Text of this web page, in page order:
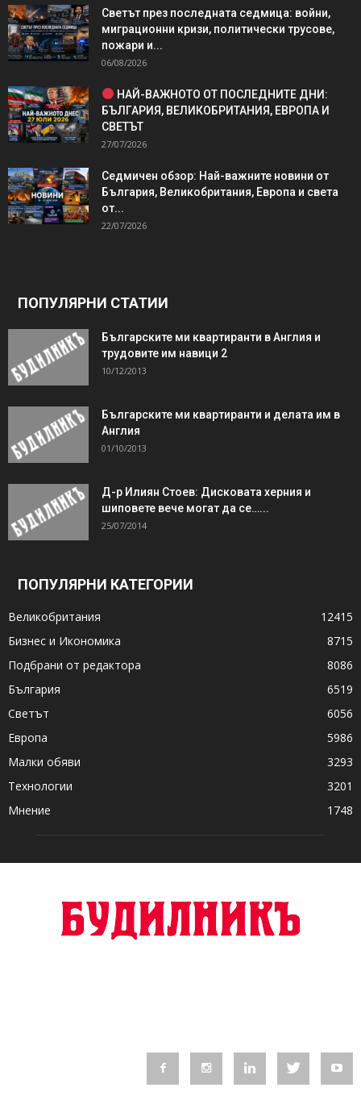
Светът през последната седмица: войни,
миграционни кризи, политически трусове,
пожари и...
06/08/2026
НАЙ-ВАЖНОТО ОТ ПОСЛЕДНИТЕ ДНИ:
БЪЛГАРИЯ, ВЕЛИКОБРИТАНИЯ, ЕВРОПА И
СВЕТЪТ
27/07/2026
Седмичен обзор: Най-важните новини от
България, Великобритания, Европа и света
от...
22/07/2026
ПОПУЛЯРНИ СТАТИИ
Българските ми квартиранти в Англия и
трудовите им навици 2
10/12/2013
Българските ми квартиранти и делата им в
Англия
01/10/2013
Д-р Илиян Стоев: Дисковата херния и
шиповете вече могат да се…...
25/07/2014
ПОПУЛЯРНИ КАТЕГОРИИ
Великобритания
12415
Бизнес и Икономика
8715
Подбрани от редактора
8086
България
6519
Светът
6056
Европа
5986
Малки обяви
3293
Технологии
3201
Мнение
1748